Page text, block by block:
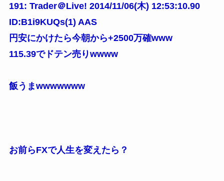
191: Trader＠Live! 2014/11/06(木) 12:53:10.90
ID:B1i9KUQs(1) AAS
円安にかけたら今朝から+2500万確www
115.39でドテン売りwwww
飯うまwwwwwww
お前らFXで人生を変えたら？